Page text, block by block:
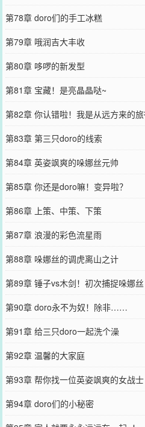
第78章 doro们的手工冰糕
第79章 哦润吉大丰收
第80章 哆啰的新发型
第81章 宝藏！是亮晶晶哒~
第82章 你认错啦！我是从远方来的
第83章 第三只doro的线索
第84章 英姿飒爽的哚娜丝元帅
第85章 你还是doro嘛！变异啦？
第86章 上策、中策、下策
第87章 浪漫的彩色流星雨
第88章 哚娜丝的调虎离山之计
第89章 锤子vs木剑！初次捕捉哚娜丝
第90章 doro永不为奴！除非……
第91章 给三只doro一起洗个澡
第92章 温馨的大家庭
第93章 帮你找一位英姿飒爽的女战士
第94章 doro们的小秘密